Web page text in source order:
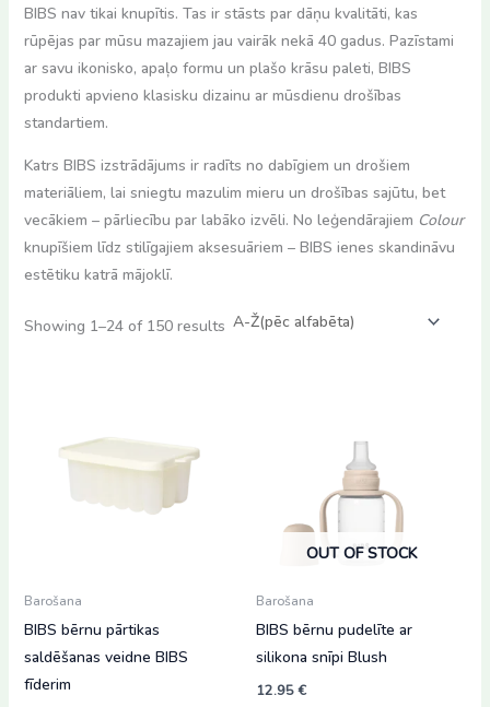
BIBS nav tikai knupītis. Tas ir stāsts par dāņu kvalitāti, kas
rūpējas par mūsu mazajiem jau vairāk nekā 40 gadus. Pazīstami
ar savu ikonisko, apaļo formu un plašo krāsu paleti, BIBS
produkti apvieno klasisku dizainu ar mūsdienu drošības
standartiem.
Katrs BIBS izstrādājums ir radīts no dabīgiem un drošiem
materiāliem, lai sniegtu mazulim mieru un drošības sajūtu, bet
vecākiem – pārliecību par labāko izvēli. No leģendārajiem Colour
knupīšiem līdz stilīgajiem aksesuāriem – BIBS ienes skandināvu
estētiku katrā mājoklī.
Showing 1–24 of 150 results
Barošana
BIBS bērnu pārtikas
saldēšanas veidne BIBS
fīderim
OUT OF STOCK
Barošana
BIBS bērnu pudelīte ar
silikona snīpi Blush
12.95€